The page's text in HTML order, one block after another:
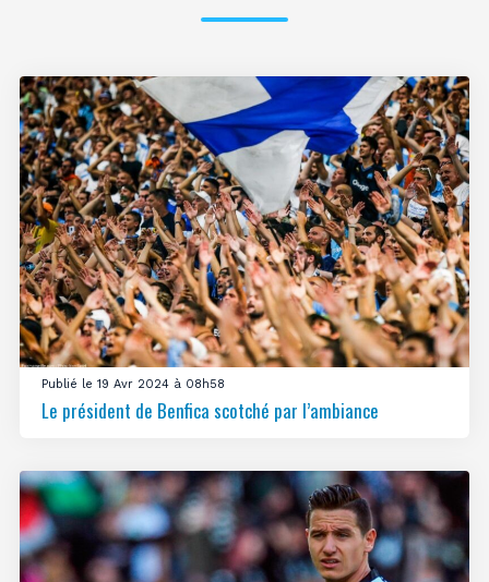
Publié le 19 Avr 2024 à 08h58
Le président de Benfica scotché par l’ambiance